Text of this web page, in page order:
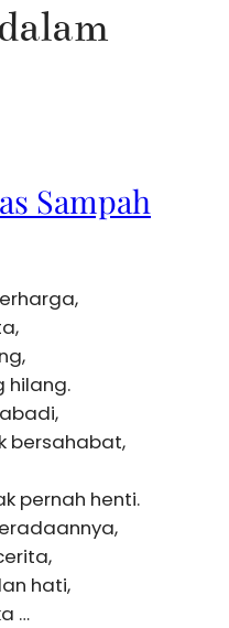
Sampah
hilang.
bersahabat,
pernah henti.
hati,
…